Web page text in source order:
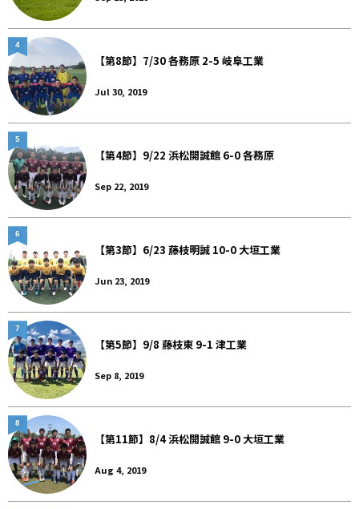
【第8節】7/30 各務原 2-5 岐阜工業
Jul 30, 2019
4
【第4節】9/22 浜松開誠館 6-0 各務原
Sep 22, 2019
5
【第3節】6/23 藤枝明誠 10-0 大垣工業
Jun 23, 2019
6
【第5節】9/8 藤枝東 9-1 津工業
Sep 8, 2019
7
【第11節】8/4 浜松開誠館 9-0 大垣工業
Aug 4, 2019
8